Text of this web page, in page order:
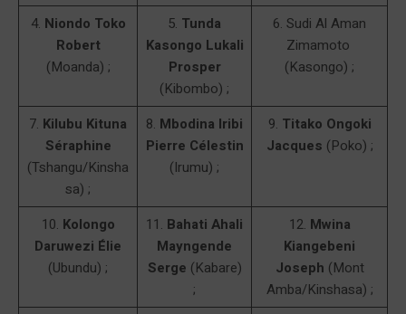
4. Niondo Toko
Robert
(Moanda) ;
5. Tunda
Kasongo Lukali
Prosper
(Kibombo) ;
6. Sudi Al Aman
Zimamoto
(Kasongo) ;
7. Kilubu Kituna
Séraphine
(Tshangu/Kinsha
sa) ;
8. Mbodina Iribi
Pierre Célestin
(Irumu) ;
9. Titako Ongoki
Jacques (Poko) ;
10. Kolongo
Daruwezi Élie
(Ubundu) ;
11. Bahati Ahali
Mayngende
Serge (Kabare)
;
12. Mwina
Kiangebeni
Joseph (Mont
Amba/Kinshasa) ;